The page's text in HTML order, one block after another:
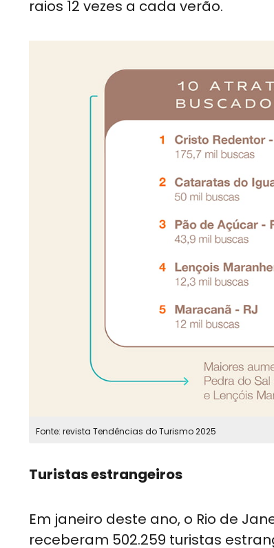
raios 12 vezes a cada verão.
Fonte: revista Tendências do Turismo 2025
Turistas estrangeiros
Em janeiro deste ano, o Rio de
receberam 502.259 turistas